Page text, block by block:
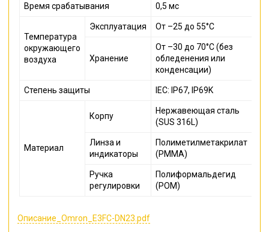
Время срабатывания 0,5 мс
Температура
окружающего
воздуха
Эксплуатация От –25 до 55°C
Хранение
От –30 до 70°C (без
обледенения или
конденсации)
Степень защиты IEC: IP67, IP69K
Материал
Корпу
Нержавеющая сталь
(SUS 316L)
Линза и
индикаторы
Полиметилметакрилат
(PMMA)
Ручка
регулировки
Полиформальдегид
(POM)
Описание_Omron_E3FC-DN23.pdf